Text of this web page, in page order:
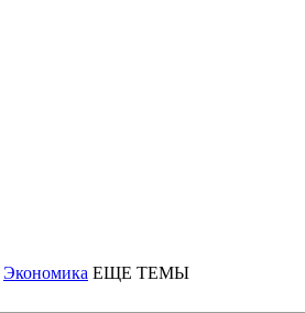
Экономика ЕЩЕ ТЕМЫ